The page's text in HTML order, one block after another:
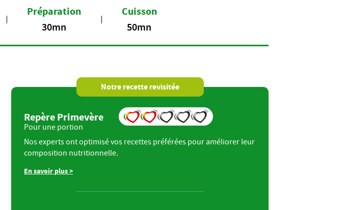
Préparation
30mn
Cuisson
50mn
Notre recette revisitée
Repère Primevère
Pour une portion
Nos experts ont optimisé vos recettes préférées pour améliorer leur
composition nutritionnelle.
En savoir plus >